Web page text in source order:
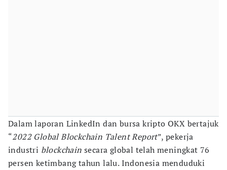
Dalam laporan LinkedIn dan bursa kripto OKX bertajuk
“2022 Global Blockchain Talent Report”, pekerja
industri blockchain secara global telah meningkat 76
persen ketimbang tahun lalu. Indonesia menduduki